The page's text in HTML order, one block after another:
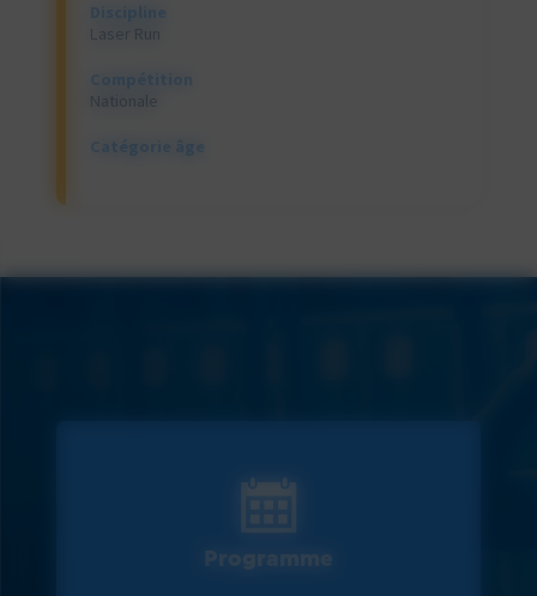
Discipline
Laser Run
Compétition
Nationale
Programme